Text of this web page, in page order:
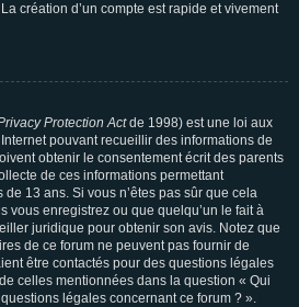
création d’un compte est rapide et vivement
Protection Actde 1998) est une loi aux
pouvant recueillir des informations de
obtenir le consentement écrit des parents
de ces informations permettant
13 ans. Si vous n’êtes pas sûr que cela
vous enregistrez ou que quelqu’un le fait à
juridique pour obtenir son avis. Notez que
de ce forum ne peuvent pas fournir de
être contactés pour des questions légales
celles mentionnées dans la question « Qui
légales concernant ce forum ? ».